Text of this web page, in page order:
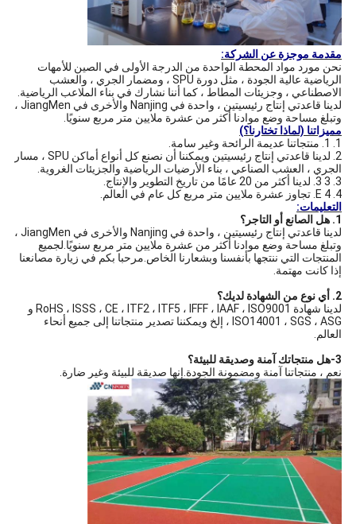
مقدمة موجزة عن الشركة:
نحن مورد مواد المحطة الواحدة من الدرجة الأولى في الصين للأمهات
الرياضية عالية الجودة ، مثل دورة SPU ، ومضمار الجري ، والعشب
الاصطناعي ، وجزيئات المطاط ، كما أننا نشارك في بناء الملاعب الرياضية.
لدينا قاعدتي إنتاج رئيسيتين ، واحدة في Nanjing والأخرى في JiangMen ،
وتبلغ مساحة وضع موادنا أكثر من عشرة ملايين متر مربع سنويًا.
مميزاتنا (لماذا تختارنا؟)
1. 1. منتجاتنا عديمة الرائحة وغير سامة.
2. لدينا قاعدتي إنتاج رئيسيتين ويمكننا أن نصنع كل أنواع أماكن SPU ، مسار
الجري ، العشب الصناعي ، بناء الأرضيات الرياضية والجزيئات الغروية.
3. 3 3. لدينا أكثر من 20 عامًا من تاريخ التطوير والإنتاج.
4. E 4. تجاوز عشرة ملايين متر مربع كل عام في العالم.
التعليمات:
1. هل الصانع أو التاجر؟
لدينا قاعدتي إنتاج رئيسيتين ، واحدة في Nanjing والأخرى في JiangMen ،
وتبلغ مساحة وضع موادنا أكثر من عشرة ملايين متر مربع سنويًا.لجميع
المنتجات التي ننتجها بأنفسنا وبشعارنا الخاص.مرحبا بكم في زيارة مصانعنا
إذا كانت مهتمة.
2. أي نوع من الشهادة لديك؟
لدينا شهادة RoHS ، ISSS ، CE ، ITF2 ، ITF5 ، IFFF ، IAAF ، ISO9001 و
ISO14001 ، SGS ، ASG ، إلخ ويمكننا تصدير منتجاتنا إلى جميع أنحاء
العالم.
3-هل منتجاتك آمنة وصديقة للبيئة؟
نعم ، منتجاتنا آمنة ومضمونة الجودة.إنها صديقة للبيئة وغير ضارة.